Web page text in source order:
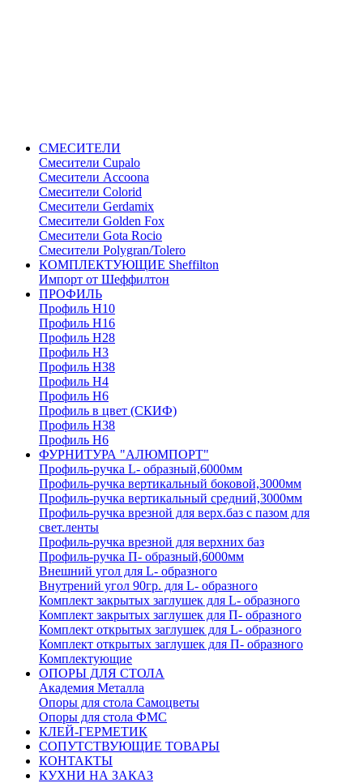
СМЕСИТЕЛИ
Cмесители Cupalo
Смесители Accoona
Смесители Colorid
Смесители Gerdamix
Смесители Golden Fox
Смесители Gota Rocio
Смесители Polygran/Tolero
КОМПЛЕКТУЮЩИЕ Sheffilton
Импорт от Шеффилтон
ПРОФИЛЬ
Профиль H10
Профиль H16
Профиль H28
Профиль H3
Профиль H38
Профиль H4
Профиль H6
Профиль в цвет (СКИФ)
Профиль H38
Профиль H6
ФУРНИТУРА "АЛЮМПОРТ"
Профиль-ручка L- образный,6000мм
Профиль-ручка вертикальный боковой,3000мм
Профиль-ручка вертикальный средний,3000мм
Профиль-ручка врезной для верх.баз с пазом для
свет.ленты
Профиль-ручка врезной для верхних баз
Профиль-ручка П- образный,6000мм
Внешний угол для L- образного
Внутрений угол 90гр. для L- образного
Комплект закрытых заглушек для L- образного
Комплект закрытых заглушек для П- образного
Комплект открытых заглушек для L- образного
Комплект открытых заглушек для П- образного
Комплектующие
ОПОРЫ ДЛЯ СТОЛА
Академия Металла
Опоры для стола Самоцветы
Опоры для стола ФМС
КЛЕЙ-ГЕРМЕТИК
СОПУТСТВУЮЩИЕ ТОВАРЫ
КОНТАКТЫ
КУХНИ НА ЗАКАЗ